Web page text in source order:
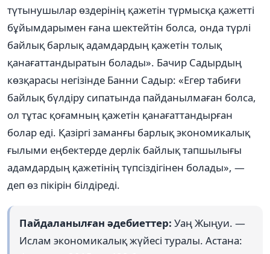
түтынушылар өздерінің қажетін түрмысқа қажетті
бұйымдарымен ғана шектейтін болса, онда түрлі
байлық барлық адамдардың қажетін толық
қанағаттандыратын болады». Бачир Садырдың
көзқарасы негізінде Банни Садыр: «Егер табиғи
байлық бүлдіру сипатында пайданылмаған болса,
ол тұтас қоғамның қажетін қанағаттандырған
болар еді. Қазіргі заманғы барлық экономикалық
ғылыми еңбектерде дерлік байлық тапшылығы
адамдардың қажетінің түпсіздігінен болады», —
деп өз пікірін білдіреді.
Пайдаланылған әдебиеттер: Уаң Жыңуи. —
Ислам экономикалық жүйесі туралы. Астана: